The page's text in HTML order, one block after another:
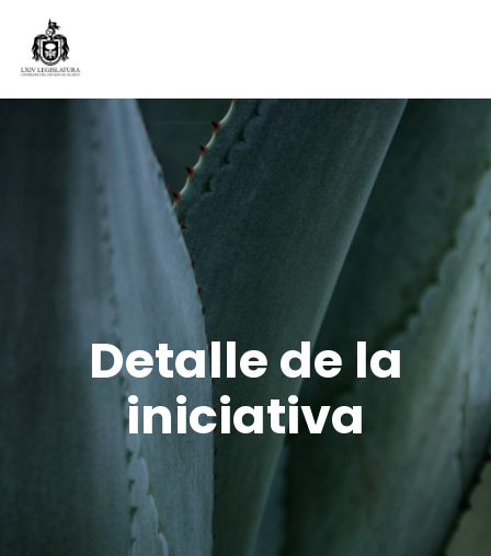
Detalle de la
iniciativa